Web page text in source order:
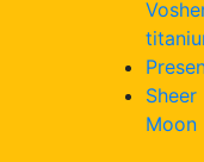
Sheer
Moon